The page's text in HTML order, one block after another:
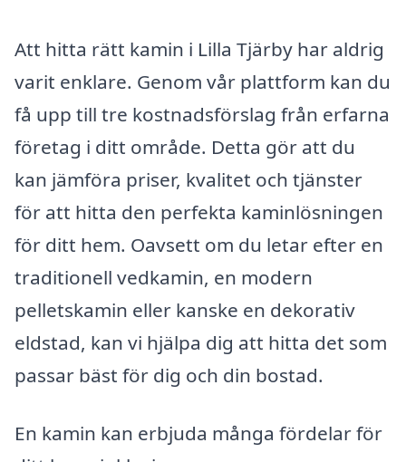
Att hitta rätt kamin i Lilla Tjärby har aldrig
varit enklare. Genom vår plattform kan du
få upp till tre kostnadsförslag från erfarna
företag i ditt område. Detta gör att du
kan jämföra priser, kvalitet och tjänster
för att hitta den perfekta kaminlösningen
för ditt hem. Oavsett om du letar efter en
traditionell vedkamin, en modern
pelletskamin eller kanske en dekorativ
eldstad, kan vi hjälpa dig att hitta det som
passar bäst för dig och din bostad.
En kamin kan erbjuda många fördelar för